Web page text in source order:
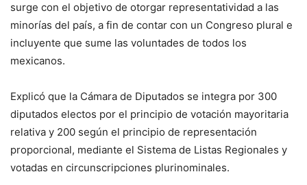
surge con el objetivo de otorgar representatividad a las
minorías del país, a fin de contar con un Congreso plural e
incluyente que sume las voluntades de todos los
mexicanos.
Explicó que la Cámara de Diputados se integra por 300
diputados electos por el principio de votación mayoritaria
relativa y 200 según el principio de representación
proporcional, mediante el Sistema de Listas Regionales y
votadas en circunscripciones plurinominales.